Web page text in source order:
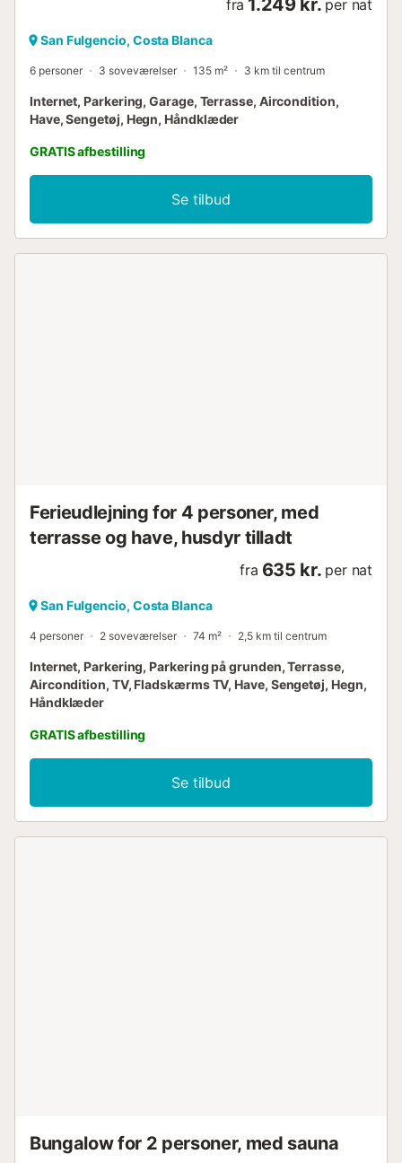
fra per nat
San Fulgencio, Costa Blanca
6 personer 3 soveværelser 135 m² 3 km til centrum
Internet, Parkering, Garage, Terrasse, Aircondition,
Have, Sengetøj, Hegn, Håndklæder
GRATIS afbestilling
Se tilbud
Ferieudlejning for 4 personer, med
terrasse og have, husdyr tilladt
fra 635 kr. per nat
San Fulgencio, Costa Blanca
4 personer 2 soveværelser 74 m² 2,5 km til centrum
Internet, Parkering, Parkering på grunden, Terrasse,
Aircondition, TV, Fladskærms TV, Have, Sengetøj, Hegn,
Håndklæder
GRATIS afbestilling
Se tilbud
Bungalow for 2 personer, med sauna